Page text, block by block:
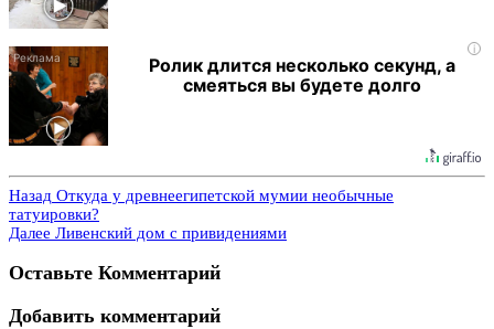
i
Ролик длится несколько секунд, а
смеяться вы будете долго
Назад Откуда у древнеегипетской мумии необычные
татуировки?
Далее Ливенский дом с привидениями
Оставьте Комментарий
Добавить комментарий